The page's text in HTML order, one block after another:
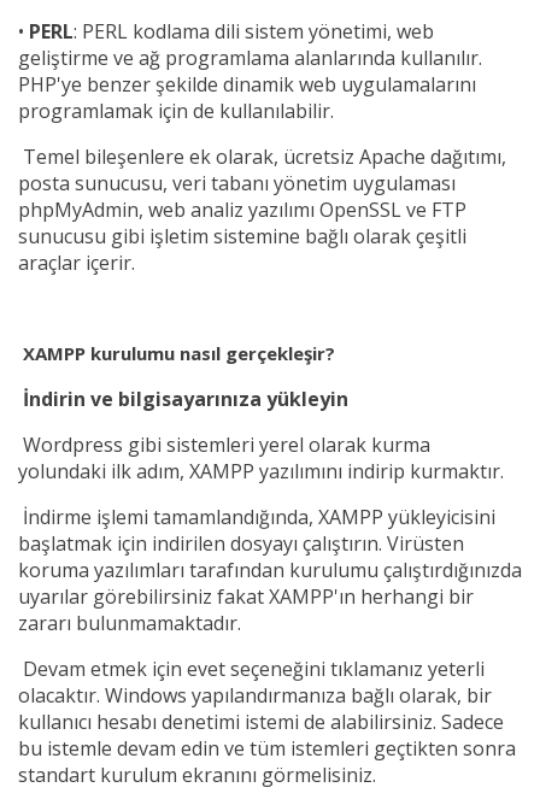
• PERL: PERL kodlama dili sistem yönetimi, web
geliştirme ve ağ programlama alanlarında kullanılır.
PHP'ye benzer şekilde dinamik web uygulamalarını
programlamak için de kullanılabilir.
Temel bileşenlere ek olarak, ücretsiz Apache dağıtımı,
posta sunucusu, veri tabanı yönetim uygulaması
phpMyAdmin, web analiz yazılımı OpenSSL ve FTP
sunucusu gibi işletim sistemine bağlı olarak çeşitli
araçlar içerir.
XAMPP kurulumu nasıl gerçekleşir?
İndirin ve bilgisayarınıza yükleyin
Wordpress gibi sistemleri yerel olarak kurma
yolundaki ilk adım, XAMPP yazılımını indirip kurmaktır.
İndirme işlemi tamamlandığında, XAMPP yükleyicisini
başlatmak için indirilen dosyayı çalıştırın. Virüsten
koruma yazılımları tarafından kurulumu çalıştırdığınızda
uyarılar görebilirsiniz fakatXAMPP'ın herhangi bir
zararı bulunmamaktadır.
Devam etmek için evet seçeneğini tıklamanız yeterli
olacaktır. Windows yapılandırmanıza bağlı olarak, bir
kullanıcı hesabı denetimi istemi de alabilirsiniz. Sadece
bu istemle devam edin ve tüm istemleri geçtikten sonra
standart kurulum ekranını görmelisiniz.